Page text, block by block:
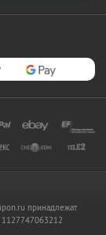
принадлежат